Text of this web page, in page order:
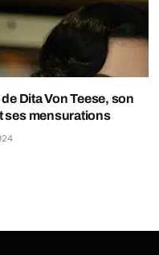
de Dita Von Teese, son
ses mensurations